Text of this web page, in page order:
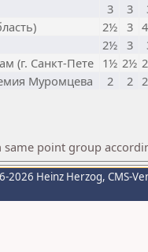
3 3
2½ 3
2½ 3
(г. Санкт-Пете 1½ 2½
Муромцева 2 2
point group
2026 Heinz Herzog, CMS-